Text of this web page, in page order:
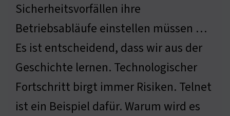
Sicherheitsvorfällen ihre
Betriebsabläufe einstellen müssen …
Es ist entscheidend, dass wir aus der
Geschichte lernen. Technologischer
Fortschritt birgt immer Risiken. Telnet
ist ein Beispiel dafür. Warum wird es